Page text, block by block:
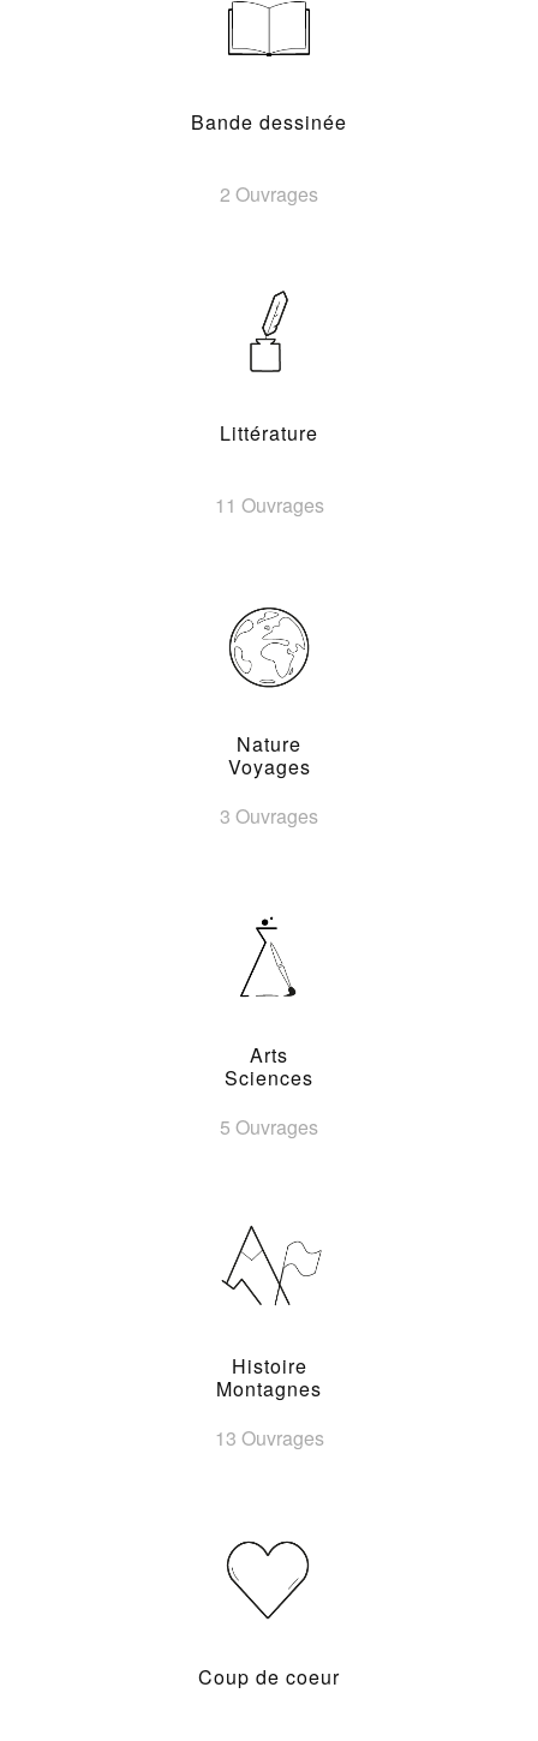
Bande dessinée
2 Ouvrages
Littérature
11 Ouvrages
Nature
Voyages
3 Ouvrages
Arts
Sciences
5 Ouvrages
Histoire
Montagnes
13 Ouvrages
Coup de coeur